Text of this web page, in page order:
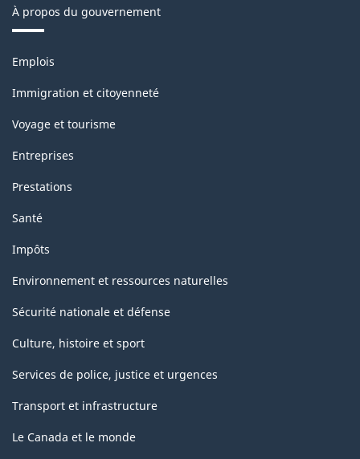
À propos du gouvernement
Thèmes
sujets
Emplois
Immigration et citoyenneté
Voyage et tourisme
Entreprises
Prestations
Santé
Impôts
Environnement et ressources naturelles
Sécurité nationale et défense
Culture, histoire et sport
Services de police, justice et urgences
Transport et infrastructure
Le Canada et le monde